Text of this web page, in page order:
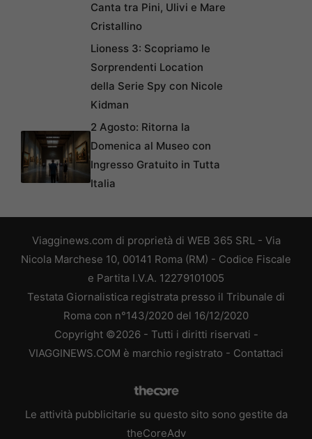
Canta tra Pini, Ulivi e Mare
Cristallino
Lioness 3: Scopriamo le
Sorprendenti Location
della Serie Spy con Nicole
Kidman
2 Agosto: Ritorna la
Domenica al Museo con
Ingresso Gratuito in Tutta
Italia
Viagginews.com di proprietà di WEB 365 SRL - Via
Nicola Marchese 10, 00141 Roma (RM) - Codice Fiscale
e Partita I.V.A. 12279101005
Testata Giornalistica registrata presso il Tribunale di
Roma con n°143/2020 del 16/12/2020
Copyright ©2026 - Tutti i diritti riservati -
VIAGGINEWS.COM è marchio registrato - Contattaci
Le attività pubblicitarie su questo sito sono gestite da
theCoreAdv